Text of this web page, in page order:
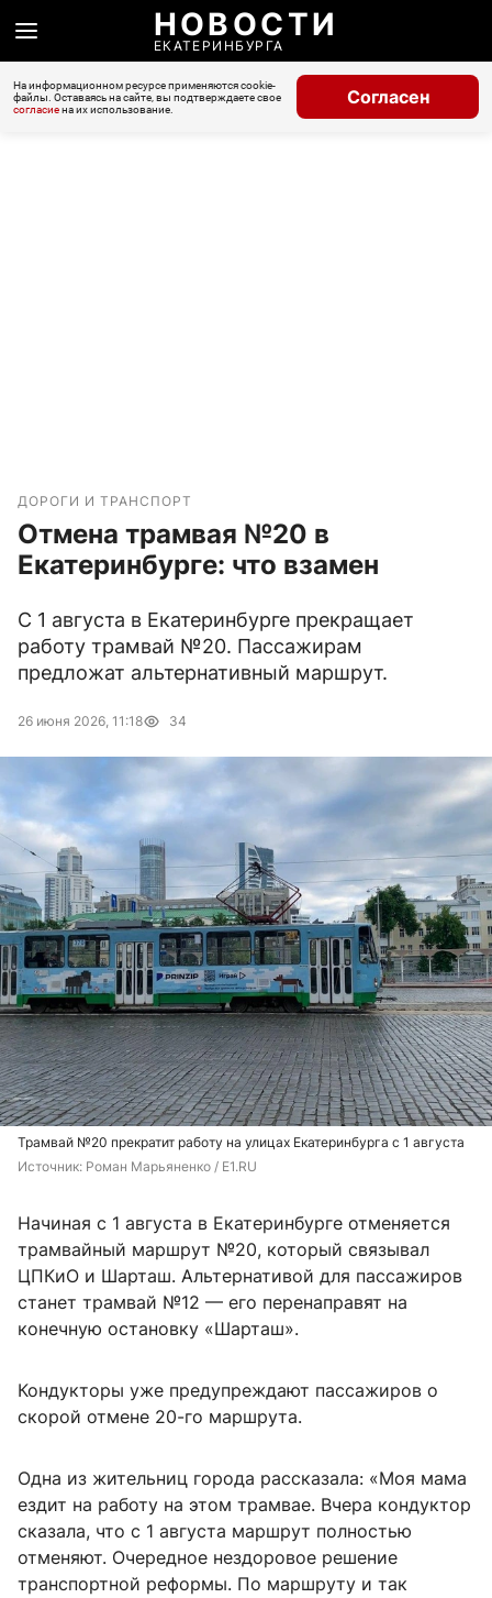
НОВОСТИ
ЕКАТЕРИНБУРГА
На информационном ресурсе применяются cookie-
файлы. Оставаясь на сайте, вы подтверждаете свое
согласиена их использование.
Согласен
ДОРОГИ И ТРАНСПОРТ
Отмена трамвая №20 в
Екатеринбурге: что взамен
С 1 августа в Екатеринбурге прекращает
работу трамвай №20. Пассажирам
предложат альтернативный маршрут.
26 июня 2026, 11:18 34
Трамвай №20 прекратит работу на улицах Екатеринбурга с 1 августа
Источник: Роман Марьяненко / E1.RU
Начиная с 1 августа в Екатеринбурге отменяется
трамвайный маршрут №20, который связывал
ЦПКиО и Шарташ. Альтернативой для пассажиров
станет трамвай №12 — его перенаправят на
конечную остановку «Шарташ».
Кондукторы уже предупреждают пассажиров о
скорой отмене 20-го маршрута.
Одна из жительниц города рассказала: «Моя мама
ездит на работу на этом трамвае. Вчера кондуктор
сказала, что с 1 августа маршрут полностью
отменяют. Очередное нездоровое решение
транспортной реформы. По маршруту и так